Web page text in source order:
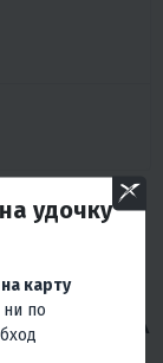
НА
удочку
карту
по